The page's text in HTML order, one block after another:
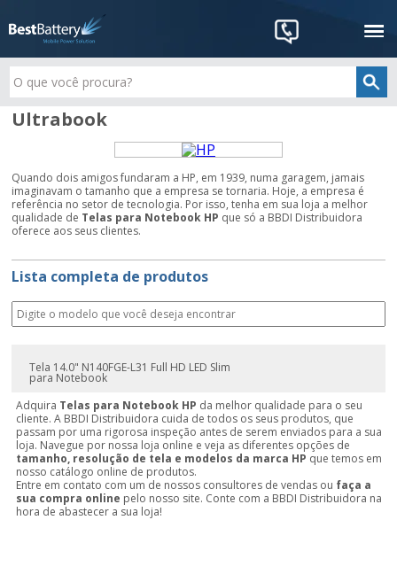
Ultrabook
Quando dois amigos fundaram a HP, em 1939, numa garagem, jamais
imaginavam o tamanho que a empresa se tornaria. Hoje, a empresa é
referência no setor de tecnologia. Por isso, tenha em sua loja a melhor
qualidade de Telas para Notebook HP que só a BBDI Distribuidora
oferece aos seus clientes.
Lista completa de produtos
Tela 14.0" N140FGE-L31 Full HD LED Slim
para Notebook
Adquira Telas para Notebook HP da melhor qualidade para o seu
cliente. A BBDI Distribuidora cuida de todos os seus produtos, que
passam por uma rigorosa inspeção antes de serem enviados para a sua
loja. Navegue por nossa loja online e veja as diferentes opções de
tamanho, resolução de tela e modelos da marca HP que temos em
nosso catálogo online de produtos.
Entre em contato com um de nossos consultores de vendas ou faça a
sua compra online pelo nosso site. Conte com a BBDI Distribuidora na
hora de abastecer a sua loja!